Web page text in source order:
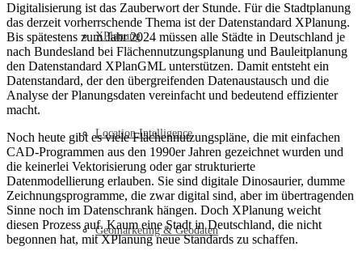
XPlanung
Location Intelligence
Geomarketing & Geodaten
Digitalisierung ist das Zauberwort der Stunde. Für die Stadtplanung
das derzeit vorherrschende Thema ist der Datenstandard XPlanung.
Bis spätestens zum Jahr 2024 müssen alle Städte in Deutschland je
nach Bundesland bei Flächennutzungsplanung und Bauleitplanung
den Datenstandard XPlanGML unterstützen. Damit entsteht ein
Datenstandard, der den übergreifenden Datenaustausch und die
Analyse der Planungsdaten vereinfacht und bedeutend effizienter
macht.
Noch heute gibt es viele Flächennutzungspläne, die mit einfachen
CAD-Programmen aus den 1990er Jahren gezeichnet wurden und
die keinerlei Vektorisierung oder gar strukturierte
Datenmodellierung erlauben. Sie sind digitale Dinosaurier, dumme
Zeichnungsprogramme, die zwar digital sind, aber im übertragenden
Sinne noch im Datenschrank hängen. Doch XPlanung weicht
diesen Prozess auf. Kaum eine Stadt in Deutschland, die nicht
begonnen hat, mit XPlanung neue Standards zu schaffen.